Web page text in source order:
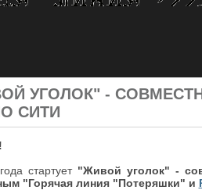
УГОЛОК" -
СИТИ
стартует "Живой уголок" -
"Горячая линия "Потеряшки" и